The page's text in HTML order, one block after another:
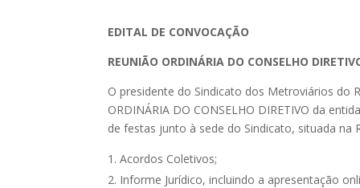
EDITAL DE CONVOCAÇÃO
REUNIÃO ORDINÁRIA DO CONSELHO
O presidente do Sindicato dos Metroviários do
ORDINÁRIA DO CONSELHO DIRETIVO da
de festas junto à sede do Sindicato, situada na
Acordos Coletivos;
Informe Jurídico, incluindo a apresentação